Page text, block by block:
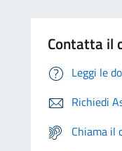
Contatta il
Leggi le
Richiedi
Chiama il